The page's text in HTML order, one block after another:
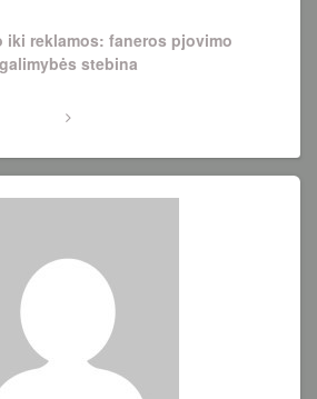
iki reklamos: faneros pjovimo
galimybės stebina